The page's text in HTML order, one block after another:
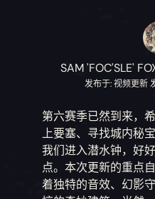
SAM 'FOC'SLE'
发布于: 视频更新
第六赛季已然到来，
上要塞、寻找城内秘
我们进入潜水钟，好
点。本次更新的重点
着独特的音效、幻影